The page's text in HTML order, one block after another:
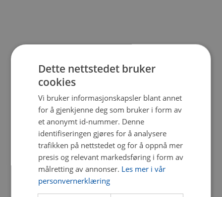
Dette nettstedet bruker
cookies
Vi bruker informasjonskapsler blant annet
for å gjenkjenne deg som bruker i form av
et anonymt id-nummer. Denne
identifiseringen gjøres for å analysere
trafikken på nettstedet og for å oppnå mer
presis og relevant markedsføring i form av
målretting av annonser. Les mer i vår
personvernerklæring